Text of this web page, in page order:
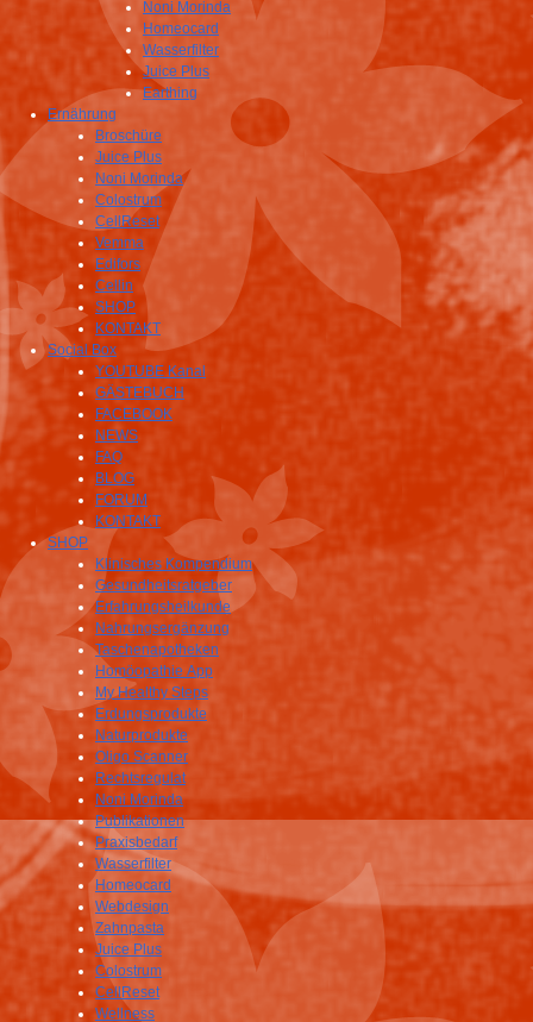
Noni Morinda
Homeocard
Wasserfilter
Juice Plus
Earthing
Ernährung
Broschüre
Juice Plus
Noni Morinda
Colostrum
CellReset
Vemma
Edifors
Cellin
SHOP
KONTAKT
Social Box
YOUTUBE Kanal
GÄSTEBUCH
FACEBOOK
NEWS
FAQ
BLOG
FORUM
KONTAKT
SHOP
Klinisches Kompendium
Gesundheitsratgeber
Erfahrungsheilkunde
Nahrungsergänzung
Taschenapotheken
Homöopathie App
My Healthy Steps
Erdungsprodukte
Naturprodukte
Oligo Scanner
Rechtsregulat
Noni Morinda
Publikationen
Praxisbedarf
Wasserfilter
Homeocard
Webdesign
Zahnpasta
Juice Plus
Colostrum
CellReset
Wellness